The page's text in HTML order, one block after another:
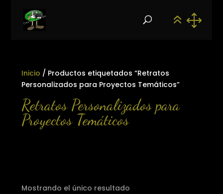
Inicio / Productos etiquetados “Retratos
Personalizados para Proyectos Temáticos”
Retratos Personalizados para
Proyectos Temáticos
Mostrando el único resultado